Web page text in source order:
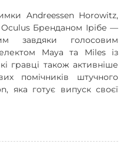
Andreessen Horowitz,
Бренданом Ірібе —
завдяки голосовим
Maya та Miles із
гравці також активніше
помічників штучного
яка готує випуск своєї